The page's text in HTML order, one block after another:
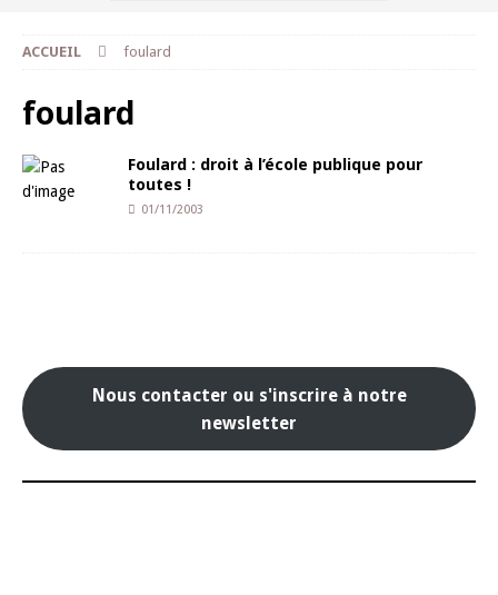
ACCUEIL foulard
foulard
Foulard : droit à l’école publique pour
toutes !
01/11/2003
Nous contacter ou s'inscrire à notre
newsletter